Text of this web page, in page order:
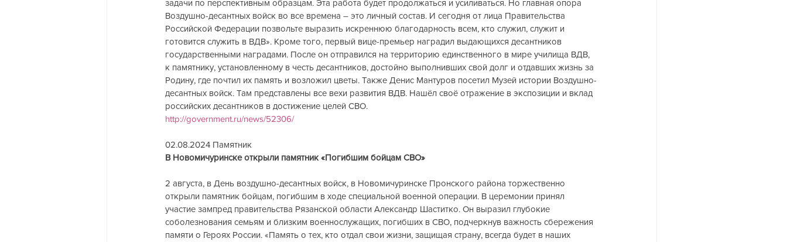
задачи по перспективным образцам. Эта работа будет продолжаться и усиливаться. Но главная опора
Воздушно-десантных войск во все времена – это личный состав. И сегодня от лица Правительства
Российской Федерации позвольте выразить искреннюю благодарность всем, кто служил, служит и
готовится служить в ВДВ». Кроме того, первый вице-премьер наградил выдающихся десантников
государственными наградами. После он отправился на территорию единственного в мире училища ВДВ,
к памятнику, установленному в честь десантников, достойно выполнивших свой долг и отдавших жизнь за
Родину, где почтил их память и возложил цветы. Также Денис Мантуров посетил Музей истории Воздушно-
десантных войск. Там представлены все вехи развития ВДВ. Нашёл своё отражение в экспозиции и вклад
российских десантников в достижение целей СВО.
http://government.ru/news/52306/
02.08.2024 Памятник
В Новомичуринске открыли памятник «Погибшим бойцам СВО»
2 августа, в День воздушно-десантных войск, в Новомичуринске Пронского района торжественно
открыли памятник бойцам, погибшим в ходе специальной военной операции. В церемонии принял
участие зампред правительства Рязанской области Александр Шаститко. Он выразил глубокие
соболезнования семьям и близким военнослужащих, погибших в СВО, подчеркнув важность сбережения
памяти о Героях России. «Память о тех, кто отдал свои жизни, защищая страну, всегда будет в наших